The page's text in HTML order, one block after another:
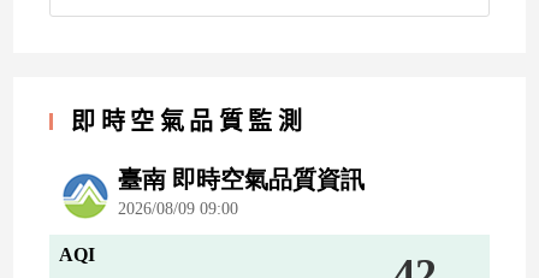
即時空氣品質監測